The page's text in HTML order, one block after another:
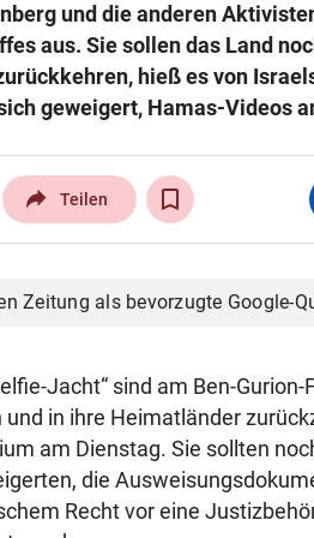
und die anderen
aus. Sie sollen das Land
hieß es von
geweigert, Hamas-Videos
Teilen
Zeitung als bevorzugte Google-
Jacht“ sind am Ben-
in ihre Heimatländer
am Dienstag. Sie sollten
die
Recht vor eine